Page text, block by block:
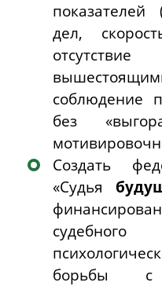
показателей
дел,
соблюдение
без
Создать
«Судья
борьбы с